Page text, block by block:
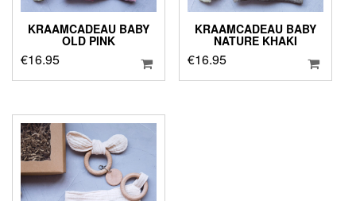
KRAAMCADEAU BABY
OLD PINK
€16.95
KRAAMCADEAU BABY
NATURE KHAKI
€16.95